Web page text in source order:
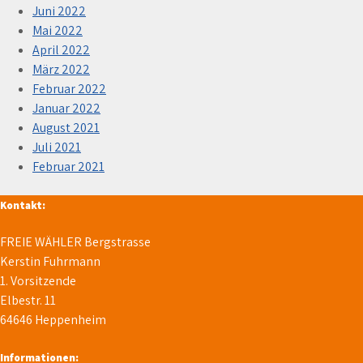
Juni 2022
Mai 2022
April 2022
März 2022
Februar 2022
Januar 2022
August 2021
Juli 2021
Februar 2021
Kontakt:
FREIE WÄHLER Bergstrasse
Kerstin Fuhrmann
1. Vorsitzende
Elbestr. 11
64646 Heppenheim
Informationen: